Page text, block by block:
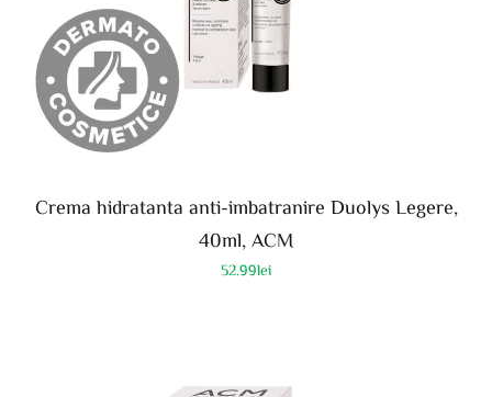
Crema hidratanta anti-imbatranire Duolys Legere,
40ml, ACM
52.99lei